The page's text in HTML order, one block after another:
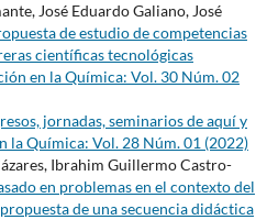
José Eduardo Galiano, José
de estudio de competencias
científicas tecnológicas
en la Química: Vol. 30 Núm. 02
jornadas, seminarios de aquí y
la Química: Vol. 28 Núm. 01 (2022)
Ibrahim Guillermo Castro-
en problemas en el contexto del
de una secuencia didáctica